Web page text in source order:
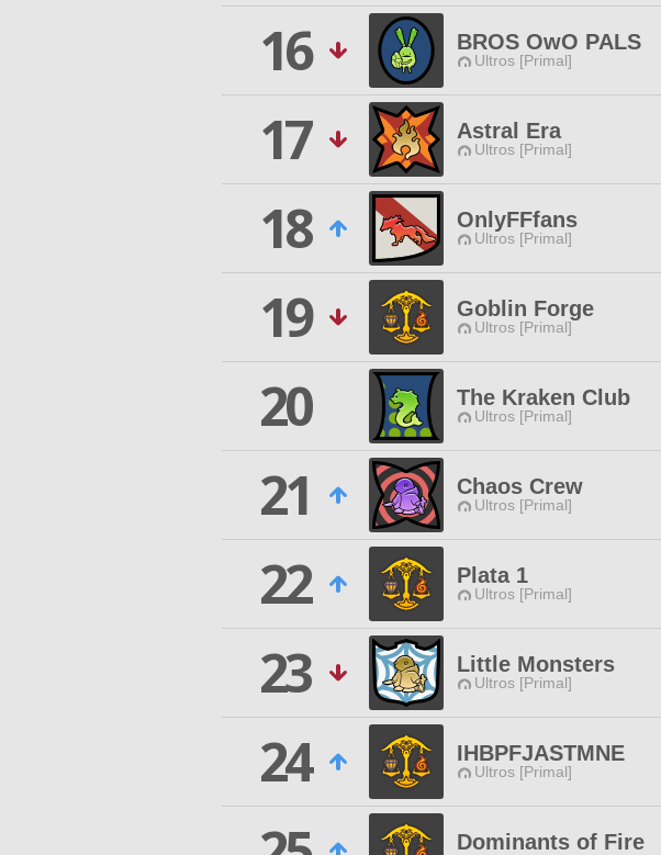
16
BROS OwO PALS
Ultros [Primal]
17
Astral Era
Ultros [Primal]
18
OnlyFFfans
Ultros [Primal]
19
Goblin Forge
Ultros [Primal]
20
The Kraken Club
Ultros [Primal]
21
Chaos Crew
Ultros [Primal]
22
Plata 1
Ultros [Primal]
23
Little Monsters
Ultros [Primal]
24
IHBPFJASTMNE
Ultros [Primal]
Dominants of Fire